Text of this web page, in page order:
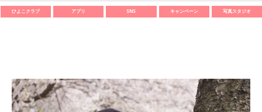
ひよこクラブ アプリ SNS キャンペーン 写真スタジオ